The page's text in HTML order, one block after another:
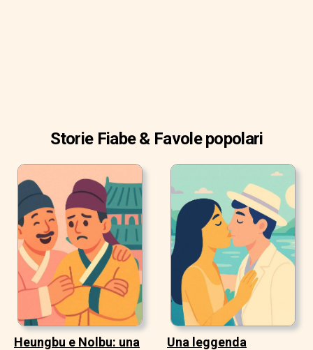
Storie Fiabe & Favole popolari
Heungbu e Nolbu: una
Una leggenda